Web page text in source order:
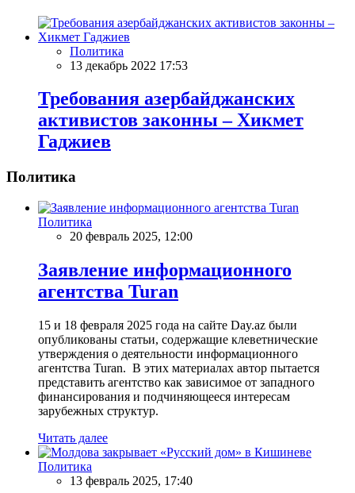
Политика
13 декабрь 2022 17:53
Требования азербайджанских
активистов законны – Хикмет
Гаджиев
Политика
Политика
20 февраль 2025, 12:00
Заявление информационного
агентства Turan
15 и 18 февраля 2025 года на сайте Day.az были
опубликованы статьи, содержащие клеветнические
утверждения о деятельности информационного
агентства Turan. В этих материалах автор пытается
представить агентство как зависимое от западного
финансирования и подчиняющееся интересам
зарубежных структур.
Читать далее
Политика
13 февраль 2025, 17:40